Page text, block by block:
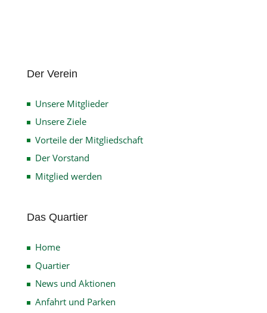
Der Verein
Unsere Mitglieder
Unsere Ziele
Vorteile der Mitgliedschaft
Der Vorstand
Mitglied werden
Das Quartier
Home
Quartier
News und Aktionen
Anfahrt und Parken